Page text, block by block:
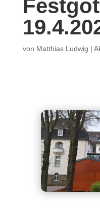
von Matthias Ludwig |